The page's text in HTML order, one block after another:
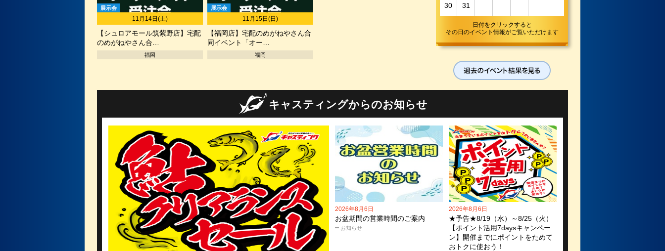
展示会
11月14日(土)
【シュロアモール筑紫野店】宅配
のめがねやさん合…
福岡
展示会
11月15日(日)
【福岡店】宅配のめがねやさん合
同イベント「オー…
福岡
30 31
日付をクリックすると
その日のイベント情報がご覧いただけます
キャスティングからのお知らせ
2026年8月6日
お知らせ
お盆期間の営業時間のご案内
2026年8月6日
★予告★8/19（水）～8/25（火）
【ポイント活用7daysキャンペー
ン】開催までにポイントをためて
おトクに使おう！